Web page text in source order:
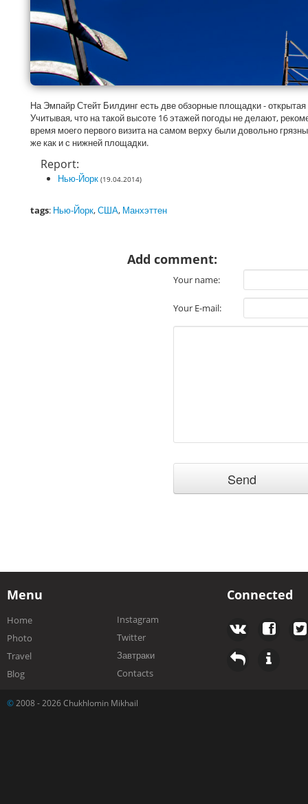
На Эмпайр Стейт Билдинг есть две обзорные площадки -
Учитывая, что на такой высоте 16 этажей погоды не делают,
время моего первого визита на самом верху были довольно
же как и с нижней площадки.
Report:
Нью-Йорк (19.04.2014)
tags: Нью-Йорк,США, Манхэттен
Add comment:
Your name:
Your E-mail:
Menu
Home
Photo
Travel
Blog
Instagram
Twitter
Завтраки
Contacts
Connected
© 2008 - 2026 Chukhlomin Mikhail